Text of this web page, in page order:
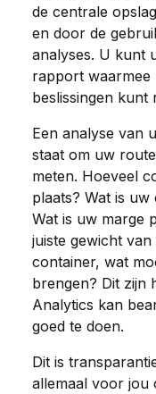
de centrale
en door de
analyses. U kunt
rapport waarmee
beslissingen kunt
Een analyse van
staat om uw
meten. Hoeveel
plaats? Wat is
Wat is uw marge
juiste gewicht
container, wat
brengen? Dit zijn
Analytics kan
goed te doen.
Dit is
allemaal voor jou